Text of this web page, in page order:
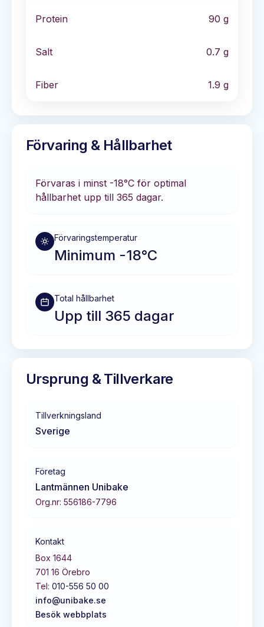
Protein 90 g
Salt 0.7 g
Fiber 1.9 g
Förvaring & Hållbarhet
Förvaras i minst -18°C för optimal
hållbarhet upp till 365 dagar.
Förvaringstemperatur
Minimum -18°C
Total hållbarhet
Upp till 365 dagar
Ursprung & Tillverkare
Tillverkningsland
Sverige
Företag
Lantmännen Unibake
Org.nr: 556186-7796
Kontakt
Box 1644
701 16 Örebro
Tel: 010-556 50 00
info@unibake.se
Besök webbplats